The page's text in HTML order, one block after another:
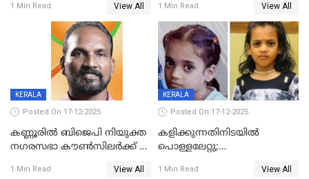
1 Min Read View All
കണ്ടോത്ത് ദേശീയ പാതയിൽ
1 Min Read View All
KERALA
Posted On 17-12-2025
കണ്ണൂരിൽ ബിജെപി നിയുക്ത
നഗരസഭാ കൗൺസിലർക്ക് 36
1 Min Read View All
KERALA
Posted On 17-12-2025
കളിക്കുന്നതിനിടയിൽ
പൊള്ളലേറ്റു;
ക്ലാസ് വിദ്യാർത്ഥിനി മരിച്ചു
1 Min Read View All